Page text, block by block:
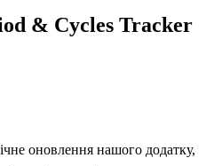
& Cycles Tracker
оновлення нашого додатку,